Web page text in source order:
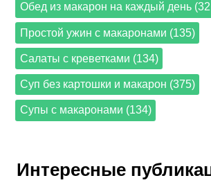
Обед из макарон на каждый день
Простой ужин с макаронами (135)
Салаты с креветками (134)
Суп без картошки и макарон (375)
Супы с макаронами (134)
Интересные